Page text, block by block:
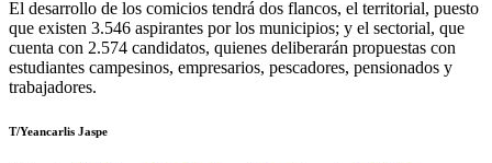
El desarrollo de los comicios tendrá dos flancos, el territorial, puesto
que existen 3.546 aspirantes por los municipios; y el sectorial, que
cuenta con 2.574 candidatos, quienes deliberarán propuestas con
estudiantes campesinos, empresarios, pescadores, pensionados y
trabajadores.
T/Yeancarlis Jaspe